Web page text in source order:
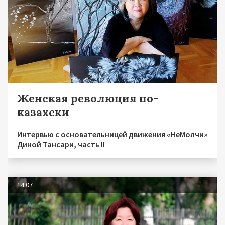
Женская революция по-
казахски
Интервью с основательницей движения «НеМолчи»
Диной Тансари, часть II
14.07